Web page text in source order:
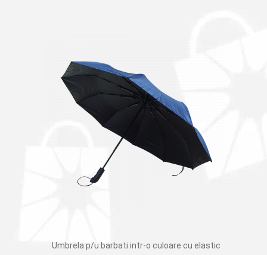
Umbrela p/u barbati intr-o culoare cu elastic